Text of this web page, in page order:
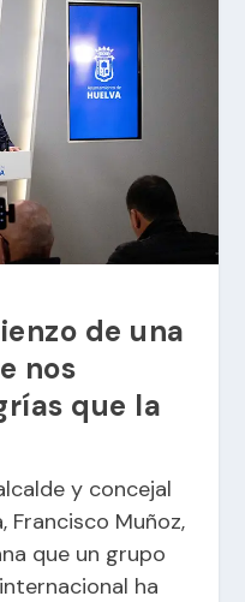
de una
nos
que la
y concejal
Francisco Muñoz,
que un grupo
ha